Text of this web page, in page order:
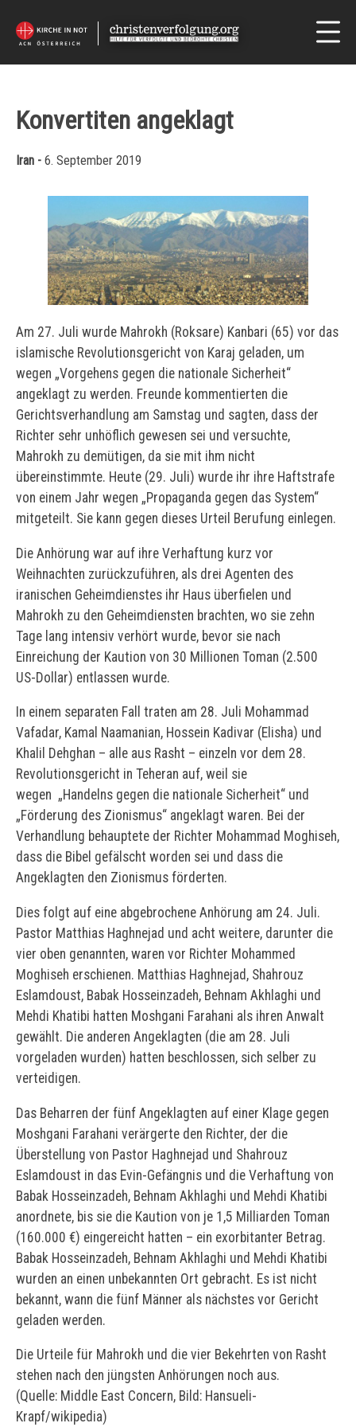
Konvertiten angeklagt
Iran - 6. September 2019
Am 27. Juli wurde Mahrokh (Roksare) Kanbari (65) vor das
islamische Revolutionsgericht von Karaj geladen, um
wegen „Vorgehens gegen die nationale Sicherheit“
angeklagt zu werden. Freunde kommentierten die
Gerichtsverhandlung am Samstag und sagten, dass der
Richter sehr unhöflich gewesen sei und versuchte,
Mahrokh zu demütigen, da sie mit ihm nicht
übereinstimmte. Heute (29. Juli) wurde ihr ihre Haftstrafe
von einem Jahr wegen „Propaganda gegen das System“
mitgeteilt. Sie kann gegen dieses Urteil Berufung einlegen.
Die Anhörung war auf ihre Verhaftung kurz vor
Weihnachten zurückzuführen, als drei Agenten des
iranischen Geheimdienstes ihr Haus überfielen und
Mahrokh zu den Geheimdiensten brachten, wo sie zehn
Tage lang intensiv verhört wurde, bevor sie nach
Einreichung der Kaution von 30 Millionen Toman (2.500
US-Dollar) entlassen wurde.
In einem separaten Fall traten am 28. Juli Mohammad
Vafadar, Kamal Naamanian, Hossein Kadivar (Elisha) und
Khalil Dehghan – alle aus Rasht – einzeln vor dem 28.
Revolutionsgericht in Teheran auf, weil sie
wegen „Handelns gegen die nationale Sicherheit“ und
„Förderung des Zionismus“ angeklagt waren. Bei der
Verhandlung behauptete der Richter Mohammad Moghiseh,
dass die Bibel gefälscht worden sei und dass die
Angeklagten den Zionismus förderten.
Dies folgt auf eine abgebrochene Anhörung am 24. Juli.
Pastor Matthias Haghnejad und acht weitere, darunter die
vier oben genannten, waren vor Richter Mohammed
Moghiseh erschienen. Matthias Haghnejad, Shahrouz
Eslamdoust, Babak Hosseinzadeh, Behnam Akhlaghi und
Mehdi Khatibi hatten Moshgani Farahani als ihren Anwalt
gewählt. Die anderen Angeklagten (die am 28. Juli
vorgeladen wurden) hatten beschlossen, sich selber zu
verteidigen.
Das Beharren der fünf Angeklagten auf einer Klage gegen
Moshgani Farahani verärgerte den Richter, der die
Überstellung von Pastor Haghnejad und Shahrouz
Eslamdoust in das Evin-Gefängnis und die Verhaftung von
Babak Hosseinzadeh, Behnam Akhlaghi und Mehdi Khatibi
anordnete, bis sie die Kaution von je 1,5 Milliarden Toman
(160.000 €) eingereicht hatten – ein exorbitanter Betrag.
Babak Hosseinzadeh, Behnam Akhlaghi und Mehdi Khatibi
wurden an einen unbekannten Ort gebracht. Es ist nicht
bekannt, wann die fünf Männer als nächstes vor Gericht
geladen werden.
Die Urteile für Mahrokh und die vier Bekehrten von Rasht
stehen nach den jüngsten Anhörungen noch aus.
(Quelle: Middle East Concern, Bild: Hansueli-
Krapf/wikipedia)